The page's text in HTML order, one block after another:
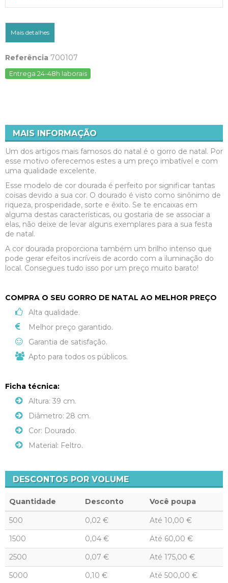
Mais detalhes
Referência 700107
Entrega 24-48h laborais
MAIS INFORMAÇÃO
Um dos artigos mais famosos do natal é o gorro de natal. Por
esse motivo oferecemos estes a um preço imbatível e com
uma qualidade excelente.
Esse modelo de cor dourada é perfeito por significar tantas
coisas devido a sua cor. O dourado é visto como sinônimo de
riqueza, prosperidade, sorte e êxito. Se te encaixas em
alguma destas características, ou gostaria de se associar a
elas, não deixe de levar alguns exemplares para a sua festa
de natal.
A cor dourada proporciona também um brilho intenso que
pode gerar efeitos incríveis de acordo com a iluminação do
local. Consegues tudo isso por um preço muito barato!
COMPRA O SEU GORRO DE NATAL AO MELHOR PREÇO
Alta qualidade.
Melhor preço garantido.
Garantia de satisfação.
Apto para todos os públicos.
Ficha técnica:
Altura: 39 cm.
Diâmetro: 28 cm.
Cor: Dourado.
Material: Feltro.
DESCONTOS POR VOLUME
Quantidade Desconto Você poupa
500 0,02 € Até 10,00 €
1500
0,04 € Até 60,00 €
2500
0,07 € Até 175,00 €
5000
0,10 € Até 500,00 €